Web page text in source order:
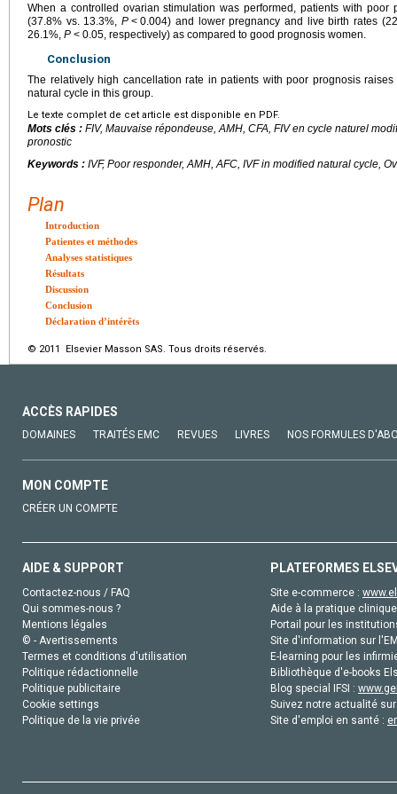
When a controlled ovarian stimulation was performed, patients with poor
(37.8% vs. 13.3%,P < 0.004) and lower pregnancy and live birth rates
26.1%, P < 0.05, respectively) as compared to good prognosis women.
Conclusion
The relatively high cancellation rate in patients with poor prognosis
natural cycle in this group.
Le texte complet de cet article est disponible en PDF.
Mots clés : FIV, Mauvaise répondeuse, AMH, CFA, FIV en cycle naturel
pronostic
Keywords : IVF, Poor responder, AMH, AFC, IVF in modified natural cycle,
Plan
Introduction
Patientes et méthodes
Analyses statistiques
Résultats
Discussion
Conclusion
Déclaration d’intérêts
© 2011 Elsevier Masson SAS. Tous droits réservés.
ACCÈS RAPIDES
DOMAINES TRAITÉS EMC REVUES LIVRES NOS FORMULES
MON COMPTE
CRÉER UN COMPTE
AIDE & SUPPORT
Contactez-nous / FAQ
Qui sommes-nous ?
Mentions légales
© - Avertissements
Termes et conditions d'utilisation
Politique rédactionnelle
Politique publicitaire
Cookie settings
Politique de la vie privée
PLATEFORMES
Site e-commerce :
Aide à la pratique
Portail pour les
Site d'information sur
E-learning pour les
Bibliothèque d'e-books
Blog special IFSI :
Suivez notre actualité
Site d'emploi en santé :